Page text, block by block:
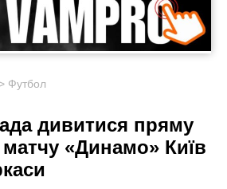
Футбол
дивитися пряму
«Динамо» Київ